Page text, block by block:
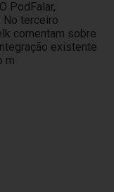
PodFalar,
No terceiro
comentam sobre
existente
m